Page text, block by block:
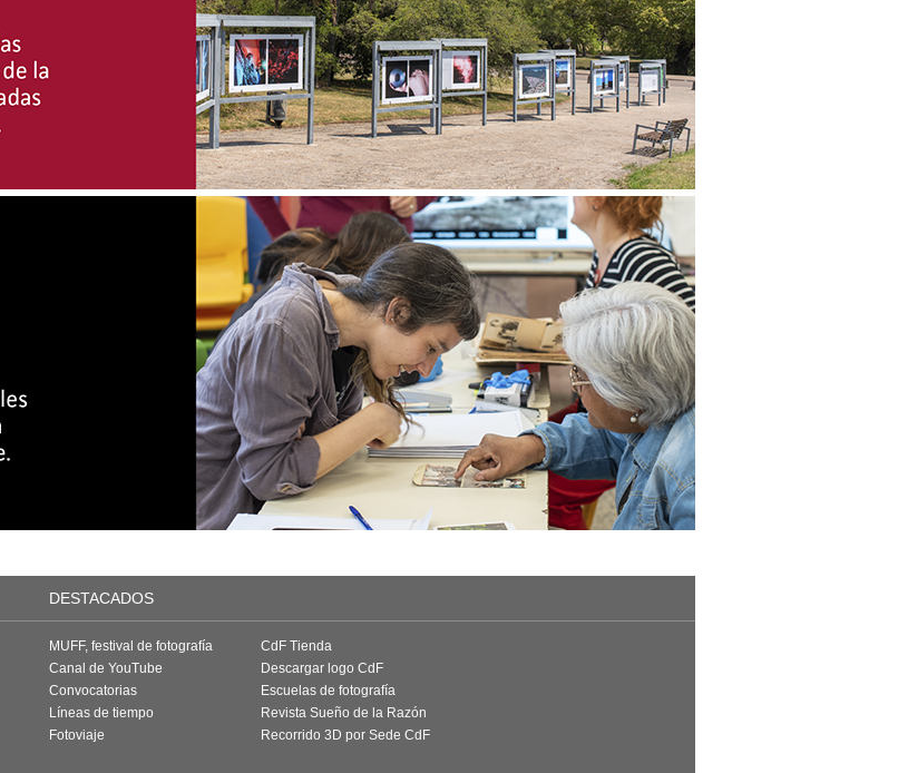
DESTACADOS
MUFF, festival de fotografía
Canal de YouTube
Convocatorias
Líneas de tiempo
Fotoviaje
CdF Tienda
Descargar logo CdF
Escuelas de fotografía
Revista Sueño de la Razón
Recorrido 3D por Sede CdF